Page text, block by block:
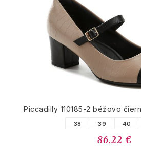
Piccadilly 110185-2 béžovo
38 39 40
86.22 €